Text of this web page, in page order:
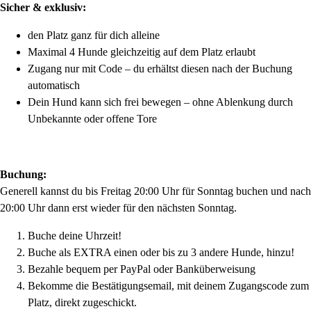
Sicher & exklusiv:
den Platz ganz für dich alleine
Maximal 4 Hunde gleichzeitig auf dem Platz erlaubt
Zugang nur mit Code – du erhältst diesen nach der Buchung
automatisch
Dein Hund kann sich frei bewegen – ohne Ablenkung durch
Unbekannte oder offene Tore
Buchung:
Generell kannst du bis Freitag 20:00 Uhr für Sonntag buchen und nach
20:00 Uhr dann erst wieder für den nächsten Sonntag.
Buche deine Uhrzeit!
Buche als EXTRA einen oder bis zu 3 andere Hunde, hinzu!
Bezahle bequem per PayPal oder Banküberweisung
Bekomme die Bestätigungsemail, mit deinem Zugangscode zum
Platz, direkt zugeschickt.